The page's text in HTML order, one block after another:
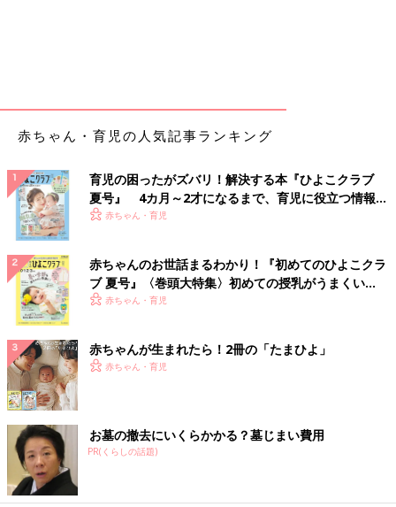
赤ちゃん・育児の人気記事ランキング
育児の困ったがズバリ！解決する本『ひよこクラブ
夏号』 4カ月～2才になるまで、育児に役立つ情報が
いっぱい！
赤ちゃん・育児
赤ちゃんのお世話まるわかり！『初めてのひよこクラ
ブ 夏号』〈巻頭大特集〉初めての授乳がうまくい
く！ おっぱい・ミルクの基本と夏のトラブル 解決テ
赤ちゃん・育児
赤ちゃんが生まれたら！2冊の「たまひよ」
赤ちゃん・育児
お墓の撤去にいくらかかる？墓じまい費用
PR(くらしの話題)